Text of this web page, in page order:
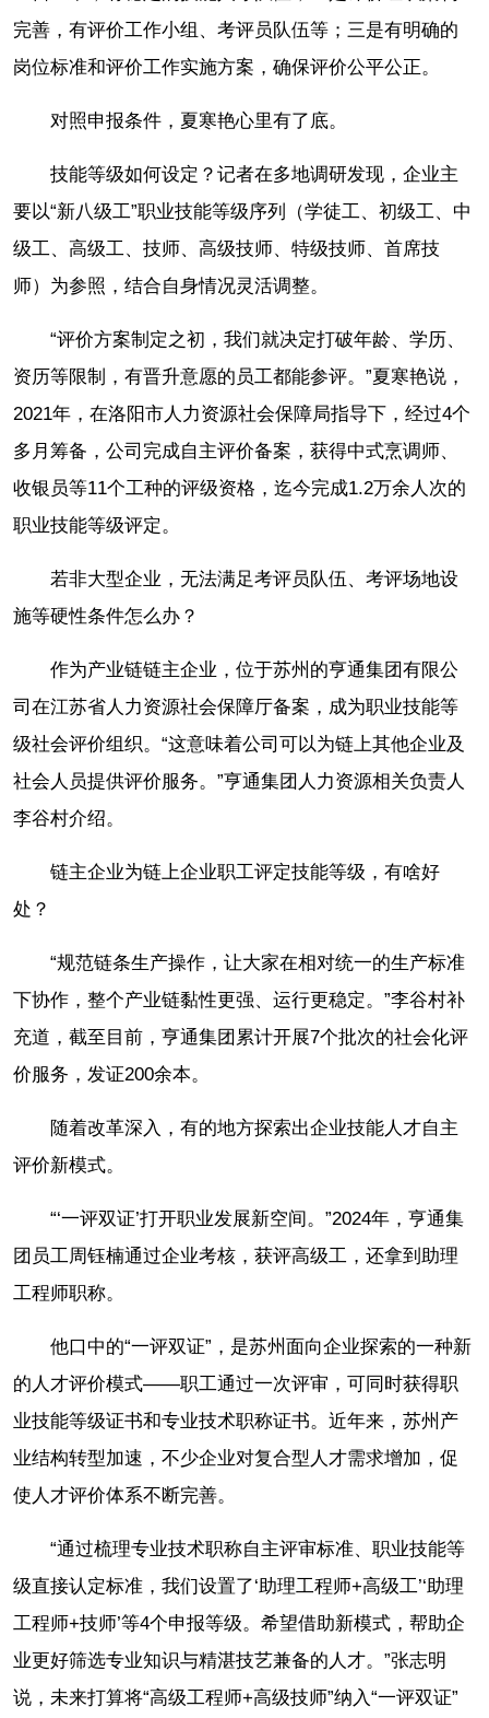
完善，有评价工作小组、考评员队伍等；三是有明确的
岗位标准和评价工作实施方案，确保评价公平公正。
对照申报条件，夏寒艳心里有了底。
技能等级如何设定？记者在多地调研发现，企业主
要以“新八级工”职业技能等级序列（学徒工、初级工、中
级工、高级工、技师、高级技师、特级技师、首席技
师）为参照，结合自身情况灵活调整。
“评价方案制定之初，我们就决定打破年龄、学历、
资历等限制，有晋升意愿的员工都能参评。”夏寒艳说，
2021年，在洛阳市人力资源社会保障局指导下，经过4个
多月筹备，公司完成自主评价备案，获得中式烹调师、
收银员等11个工种的评级资格，迄今完成1.2万余人次的
职业技能等级评定。
若非大型企业，无法满足考评员队伍、考评场地设
施等硬性条件怎么办？
作为产业链链主企业，位于苏州的亨通集团有限公
司在江苏省人力资源社会保障厅备案，成为职业技能等
级社会评价组织。“这意味着公司可以为链上其他企业及
社会人员提供评价服务。”亨通集团人力资源相关负责人
李谷村介绍。
链主企业为链上企业职工评定技能等级，有啥好
处？
“规范链条生产操作，让大家在相对统一的生产标准
下协作，整个产业链黏性更强、运行更稳定。”李谷村补
充道，截至目前，亨通集团累计开展7个批次的社会化评
价服务，发证200余本。
随着改革深入，有的地方探索出企业技能人才自主
评价新模式。
“‘一评双证’打开职业发展新空间。”2024年，亨通集
团员工周钰楠通过企业考核，获评高级工，还拿到助理
工程师职称。
他口中的“一评双证”，是苏州面向企业探索的一种新
的人才评价模式——职工通过一次评审，可同时获得职
业技能等级证书和专业技术职称证书。近年来，苏州产
业结构转型加速，不少企业对复合型人才需求增加，促
使人才评价体系不断完善。
“通过梳理专业技术职称自主评审标准、职业技能等
级直接认定标准，我们设置了‘助理工程师+高级工’‘助理
工程师+技师’等4个申报等级。希望借助新模式，帮助企
业更好筛选专业知识与精湛技艺兼备的人才。”张志明
说，未来打算将“高级工程师+高级技师”纳入“一评双证”